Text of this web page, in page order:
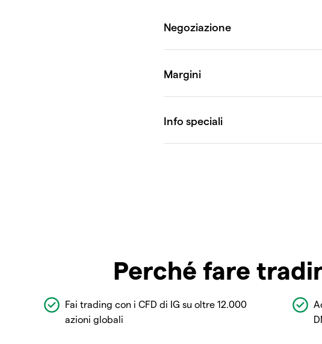
Perché fare
Fai trading con i CFD di IG su oltre 12.000
azioni globali